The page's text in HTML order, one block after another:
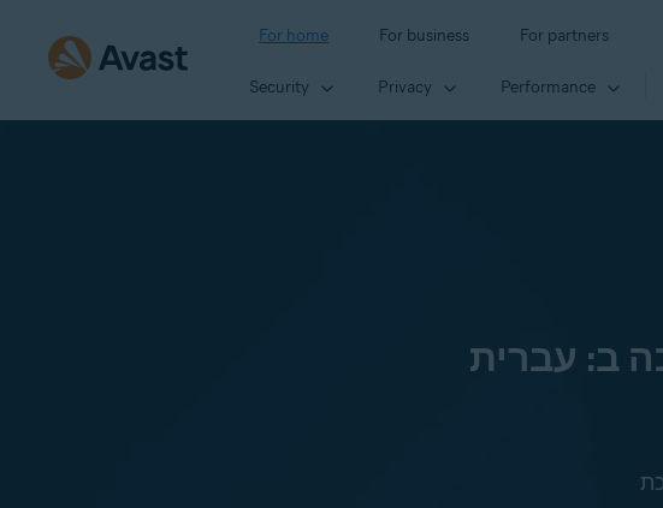
For home For business For partners
Security Privacy Performance
ב: עברית